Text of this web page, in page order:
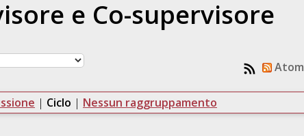
e Co-supervisore
Atom
| Ciclo | Nessun raggruppamento